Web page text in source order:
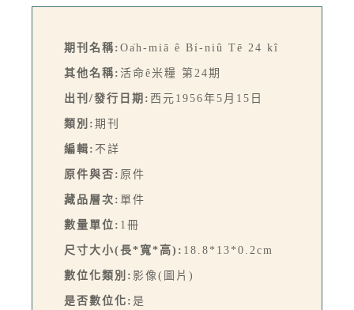
期刊名稱: Oa̍h-miā ê Bí-niû Tē 24 kî
其他名稱: 活命ê米糧 第24期
出刊/發行日期: 西元1956年5月15日
類別: 期刊
編輯: 不詳
原件與否: 原件
藏品層次: 單件
數量單位: 1冊
尺寸大小(長*寬*高): 18.8*13*0.2cm
數位化類別: 影像(圖片)
是否數位化: 是